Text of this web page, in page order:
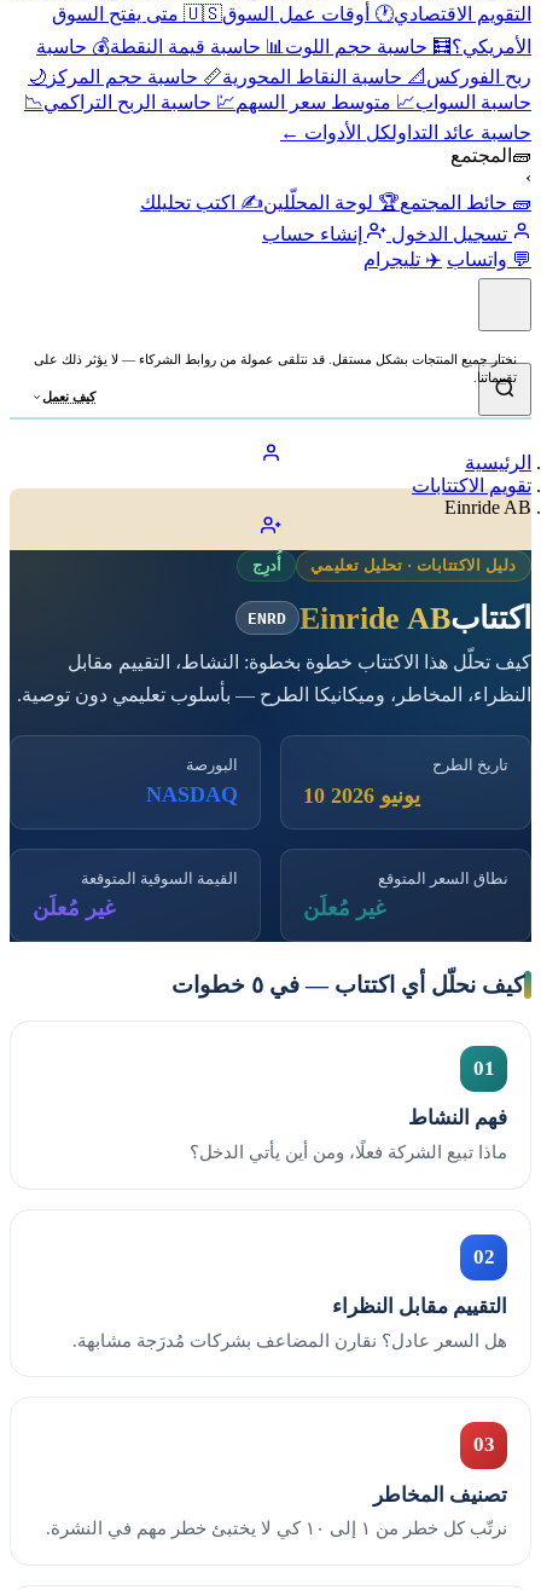
التقويم الاقتصادي🕐 أوقات عمل السوق
🇺🇸 متى يفتح السوق
الأمريكي؟🧮 حاسبة حجم اللوت 📊 حاسبة قيمة النقطة💰 حاسبة
ربح الفوركس 📐 حاسبة النقاط المحورية📏 حاسبة حجم المركز 🌙
حاسبة السواب📈 متوسط سعر السهم💹 حاسبة الربح التراكمي📉
حاسبة عائد التداولكل الأدوات ←
🧱 المجتمع
›
🧱 حائط المجتمع🏆 لوحة المحلّلين✍️ اكتب تحليلك
تسجيل الدخول
إنشاء حساب
💬 واتساب ✈️ تليجرام
نختار جميع المنتجات بشكل مستقل. قد نتلقى عمولة من روابط الشركاء — لا يؤثر ذلك على
تقييماتنا.
كيف نعمل
الرئيسية
تقويم الاكتتابات
Einride AB
دليل الاكتتابات · تحليل تعليمي أُدرِج
اكتتابEinride AB
ENRD
كيف تحلّل هذا الاكتتاب خطوة بخطوة: النشاط، التقييم مقابل
النظراء، المخاطر، وميكانيكا الطرح — بأسلوب تعليمي دون توصية.
تاريخ الطرح
10 يونيو 2026
البورصة
NASDAQ
نطاق السعر المتوقع
غير مُعلَن
القيمة السوقية المتوقعة
غير مُعلَن
كيف نحلّل أي اكتتاب — في ٥ خطوات
01
فهم النشاط
ماذا تبيع الشركة فعلًا، ومن أين يأتي الدخل؟
02
التقييم مقابل النظراء
هل السعر عادل؟ نقارن المضاعف بشركات مُدرَجة مشابهة.
03
تصنيف المخاطر
نرتّب كل خطر من ١ إلى ١٠ كي لا يختبئ خطر مهم في النشرة.